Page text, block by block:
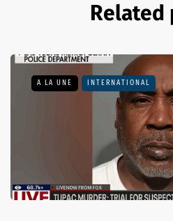
Related
A LA UNE INTERNATIONAL